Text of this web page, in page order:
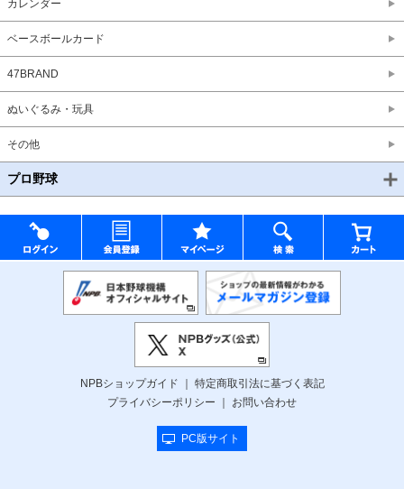
カレンダー
ベースボールカード
47BRAND
ぬいぐるみ・玩具
その他
プロ野球
NPBショップガイド
特定商取引法に基づく表記
プライバシーポリシー
お問い合わせ
PC版サイト